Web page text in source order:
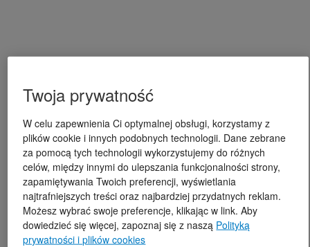
Twoja prywatność
W celu zapewnienia Ci optymalnej obsługi, korzystamy z
plików cookie i innych podobnych technologii. Dane zebrane
za pomocą tych technologii wykorzystujemy do różnych
celów, między innymi do ulepszania funkcjonalności strony,
zapamiętywania Twoich preferencji, wyświetlania
najtrafniejszych treści oraz najbardziej przydatnych reklam.
Możesz wybrać swoje preferencje, klikając w link. Aby
dowiedzieć się więcej, zapoznaj się z naszą Polityką
prywatności i plików cookies